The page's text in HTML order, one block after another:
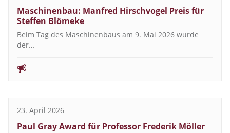
Maschinenbau: Manfred Hirschvogel Preis für
Steffen Blömeke
Beim Tag des Maschinenbaus am 9. Mai 2026 wurde
der…
23. April 2026
Paul Gray Award für Professor Frederik Möller